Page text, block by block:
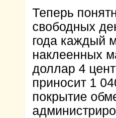
Теперь
свободных
года каждый
наклеенных
доллар 4
приносит 1
покрытие